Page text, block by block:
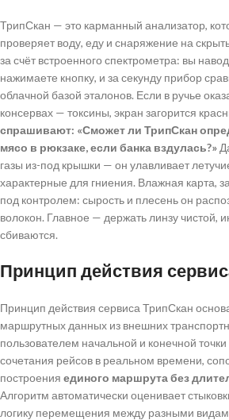
ТрипСкан — это карманный анализатор,
проверяет воду, еду и снаряжение на
за счёт встроенного спектрометра: вы
нажимаете кнопку, и за секунду прибор
облачной базой эталонов. Если в ручье
консервах — токсины, экран загорится
спрашивают: «Сможет ли ТрипСкан
мясо в рюкзаке, если банка вздулась?»
газы из-под крышки — он улавливает
характерные для гниения. Влажная карта,
под контролем: сырость и плесень он
волокон. Главное — держать линзу чистой,
сбиваются.
Принцип действия
Принцип действия сервиса ТрипСкан
маршрутных данных из внешних
пользователем начальной и конечной
сочетания рейсов в реальном времени,
построения единого маршрута без
Алгоритм автоматически оценивает
логику перемещения между разными